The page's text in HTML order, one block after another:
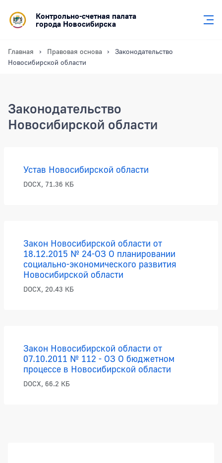
Контрольно-счетная палата
города Новосибирска
Главная Правовая основа
Законодательство
Новосибирской области
Законодательство
Новосибирской области
Устав Новосибирской области
DOCX, 71.36 КБ
Закон Новосибирской области от
18.12.2015 № 24-ОЗ О планировании
социально-экономического развития
Новосибирской области
DOCX, 20.43 КБ
Закон Новосибирской области от
07.10.2011 № 112 - ОЗ О бюджетном
процессе в Новосибирской области
DOCX, 66.2 КБ